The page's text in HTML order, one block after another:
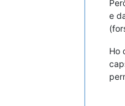
e
Ho